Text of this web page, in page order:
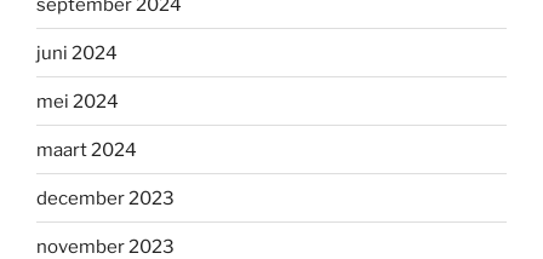
september 2024
juni 2024
mei 2024
maart 2024
december 2023
november 2023